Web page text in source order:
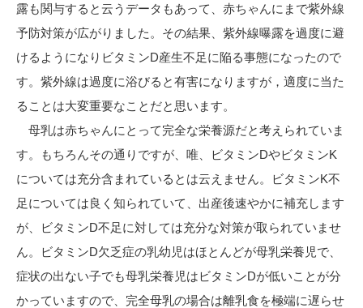
露も関与すると云うデータもあって、赤ちゃんにまで紫外線
予防対策が広がりました。その結果、紫外線曝露を過度に避
けるようになりビタミンD産生不足に陥る事態になったので
す。紫外線は過度に浴びると有害になりますが，適度に当た
ることは大変重要なことだと思います。
母乳は赤ちゃんにとって完全な栄養源だと考えられていま
す。もちろんその通りですが、唯、ビタミンDやビタミンK
については充分含まれているとは云えません。ビタミンK不
足については良く知られていて、出産後速やかに補充します
が、ビタミンD不足に対しては充分な対策が取られていませ
ん。ビタミンD欠乏症の乳幼児はほとんどが母乳栄養児で、
症状の出ない子でも母乳栄養児はビタミンDが低いことが分
かっていますので、完全母乳の場合は離乳食を極端に遅らせ